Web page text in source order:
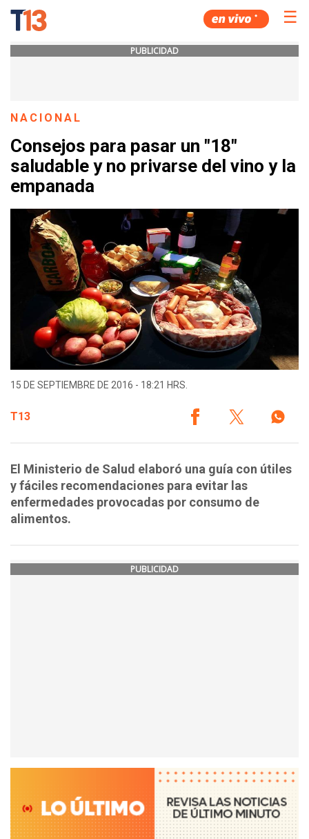
☰
PUBLICIDAD
NACIONAL
Consejos para pasar un "18"
saludable y no privarse del vino y la
empanada
15 DE SEPTIEMBRE DE 2016 - 18:21 HRS.
T13
El Ministerio de Salud elaboró una guía con útiles
y fáciles recomendaciones para evitar las
enfermedades provocadas por consumo de
alimentos.
PUBLICIDAD